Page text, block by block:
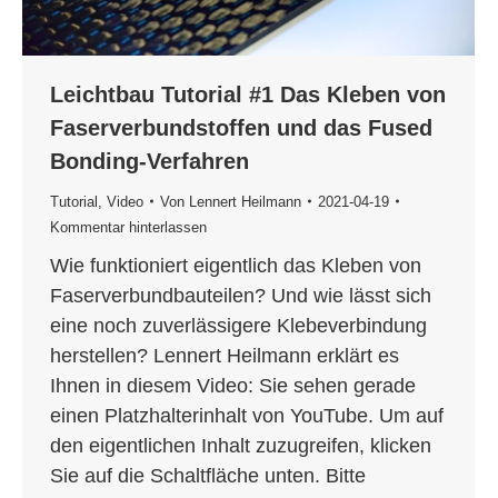
Leichtbau Tutorial #1 Das Kleben von
Faserverbundstoffen und das Fused
Bonding-Verfahren
Tutorial Video Von Lennert Heilmann
2021-04-19
Kommentar hinterlassen
Wie funktioniert eigentlich das Kleben von
Faserverbundbauteilen? Und wie lässt sich
eine noch zuverlässigere Klebeverbindung
herstellen? Lennert Heilmann erklärt es
Ihnen in diesem Video: Sie sehen gerade
einen Platzhalterinhalt von YouTube. Um auf
den eigentlichen Inhalt zuzugreifen, klicken
Sie auf die Schaltfläche unten. Bitte